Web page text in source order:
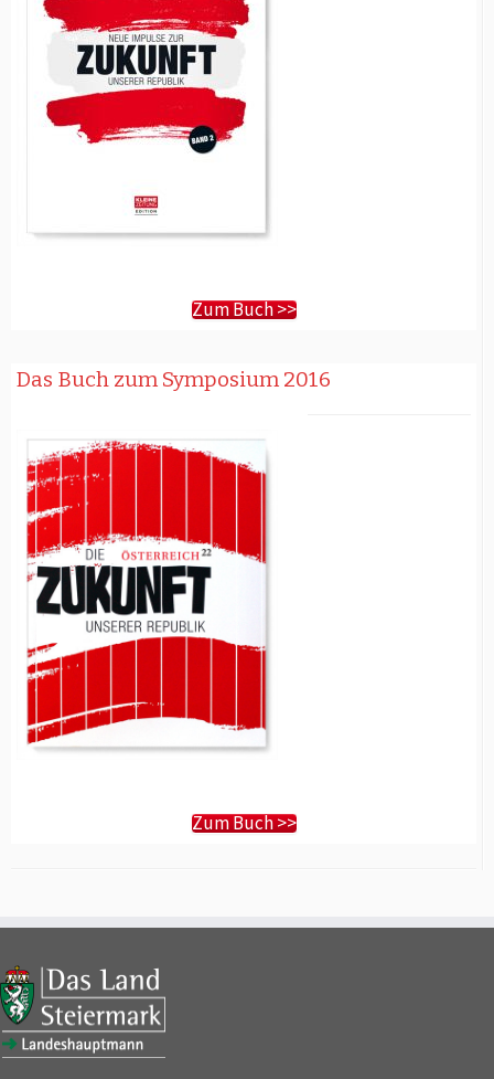
Zum Buch >>
Das Buch zum Symposium 2016
Zum Buch >>